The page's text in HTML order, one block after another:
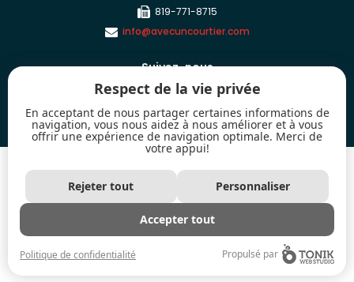
819-771-8715
info@avecuncourtier.com
Suivez-nous
Les marques de commerce MLS® et Multiple Listing Service® ainsi que les
logos connexes sont la propriété de l'Association canadienne de l’immeuble
(ACI) et mettent en valeur la qualité des services qu'offrent les courtiers et
Utilisées sous licence
Respect de la vie privée
En acceptant de nous partager certaines informations de
navigation, vous nous aidez à nous améliorer et à vous
offrir une expérience de navigation optimale. Merci de
votre appui!
Rejeter tout Personnaliser
Accepter tout
Politique de confidentialité Propulsé par